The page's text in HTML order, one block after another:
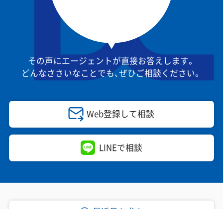
その声にエージェントが直接お答えします。
どんなささいなことでも、ぜひご相談ください。
Web登録して相談
LINEで相談